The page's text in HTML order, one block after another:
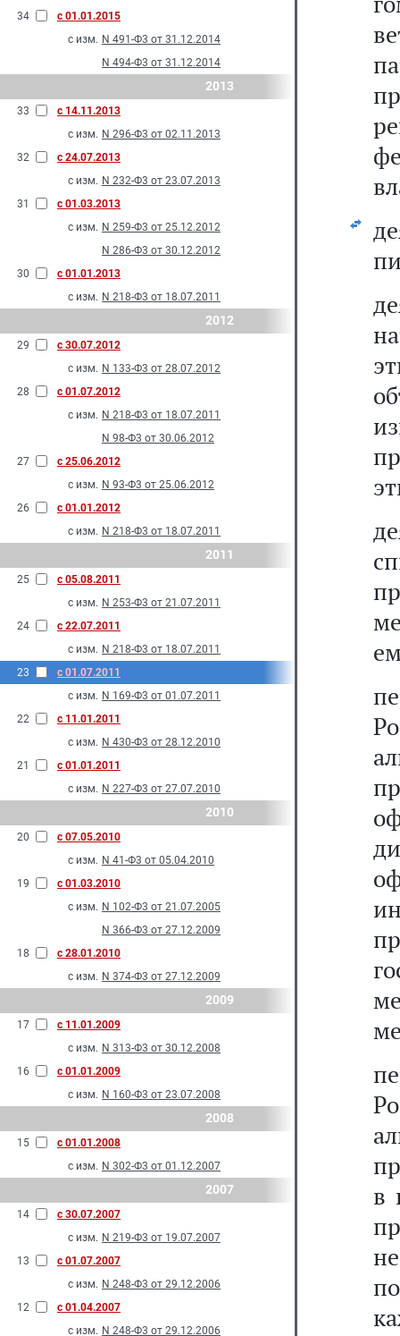
34
с 01.01.2015
с изм. N 491-Ф3 от 31.12.2014
N 494-Ф3 от 31.12.2014
2013
33
с 14.11.2013
с изм. N 296-Ф3 от 02.11.2013
32
с 24.07.2013
с изм. N 232-Ф3 от 23.07.2013
31
с 01.03.2013
с изм. N 259-Ф3 от 25.12.2012
N 286-Ф3 от 30.12.2012
30
с 01.01.2013
с изм. N 218-Ф3 от 18.07.2011
2012
29
с 30.07.2012
с изм. N 133-Ф3 от 28.07.2012
28
с 01.07.2012
с изм. N 218-Ф3 от 18.07.2011
N 98-Ф3 от 30.06.2012
27
с 25.06.2012
с изм. N 93-Ф3 от 25.06.2012
26
с 01.01.2012
с изм. N 218-Ф3 от 18.07.2011
2011
25
с 05.08.2011
с изм. N 253-Ф3 от 21.07.2011
24
с 22.07.2011
с изм. N 218-Ф3 от 18.07.2011
23
с 01.07.2011
с изм. N 169-Ф3 от 01.07.2011
22
с 11.01.2011
с изм. N 430-Ф3 от 28.12.2010
21
с 01.01.2011
с изм. N 227-Ф3 от 27.07.2010
2010
20
с 07.05.2010
с изм. N 41-Ф3 от 05.04.2010
19
с 01.03.2010
с изм. N 102-Ф3 от 21.07.2005
N 366-Ф3 от 27.12.2009
18
с 28.01.2010
с изм. N 374-Ф3 от 27.12.2009
2009
17
с 11.01.2009
с изм. N 313-Ф3 от 30.12.2008
16
с 01.01.2009
с изм. N 160-Ф3 от 23.07.2008
2008
15
с 01.01.2008
с изм. N 302-Ф3 от 01.12.2007
2007
14
с 30.07.2007
с изм. N 219-Ф3 от 19.07.2007
13
с 01.07.2007
с изм. N 248-Ф3 от 29.12.2006
12
с 01.04.2007
с изм. N 248-Ф3 от 29.12.2006
в